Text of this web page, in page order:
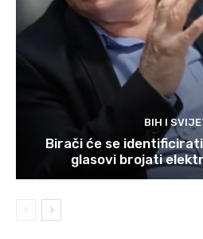
BIH I
Birači će se
glasovi brojati